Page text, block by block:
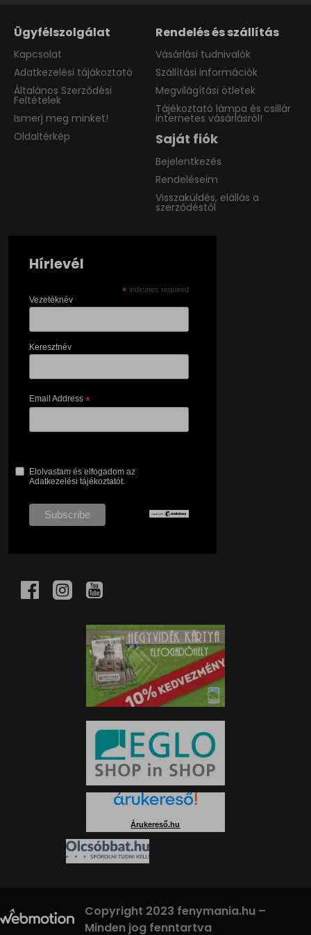
Ügyfélszolgálat
Kapcsolat
Adatkezelési tájákoztató
Általános Szerződési
Feltételek
Ismerj meg minket!
Oldaltérkép
Rendelés és szállítás
Vásárlási tudnivalók
Szállítási információk
Megvilágítási ötletek
Tájékoztató lámpa és csillár
internetes vásárlásról!
Saját fiók
Bejelentkezés
Rendeléseim
Visszaküldés, elállás a
szerződéstől
Hírlevél
* indicates required
Vezetéknév
Keresztnév
Email Address *
Elolvastam és elfogadom az
Adatkezelési tájékoztatót.
Árukereső.hu
Copyright 2023 fenymania.hu –
Minden jog fenntartva